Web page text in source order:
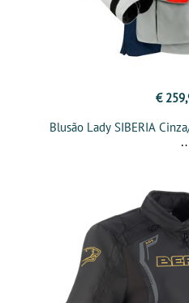
€
Blusão Lady SIBERIA